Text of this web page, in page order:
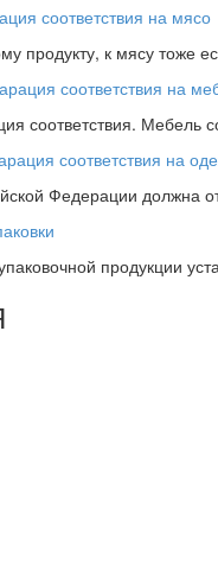
продукту, к мясу тоже
соответствия. Мебель
Федерации
продукции